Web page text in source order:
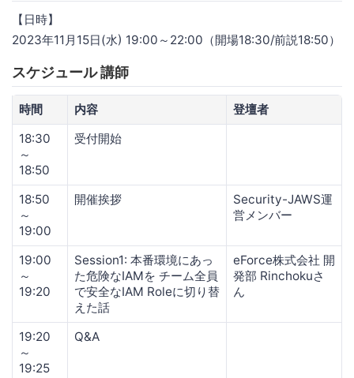
【日時】
2023年11月15日(水) 19:00～22:00（開場18:30/前説18:50）
スケジュール 講師
時間 内容
登壇者
18:30
～
18:50
受付開始
18:50
～
19:00
開催挨拶
Security-JAWS運
営メンバー
19:00
～
19:20
Session1: 本番環境にあっ
た危険なIAMを チーム全員
で安全なIAM Roleに切り替
えた話
eForce株式会社 開
発部 Rinchokuさ
ん
19:20
～
19:25
Q&A